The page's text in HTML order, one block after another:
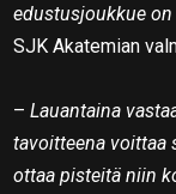
edustusjoukkue
SJK Akatemian
– Lauantaina
tavoitteena voittaa
ottaa pisteitä niin